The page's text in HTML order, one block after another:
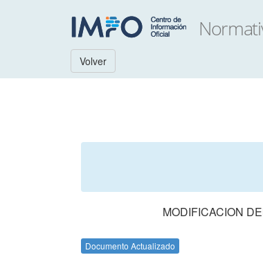
Volver
MODIFICACION
Documento Actualizado